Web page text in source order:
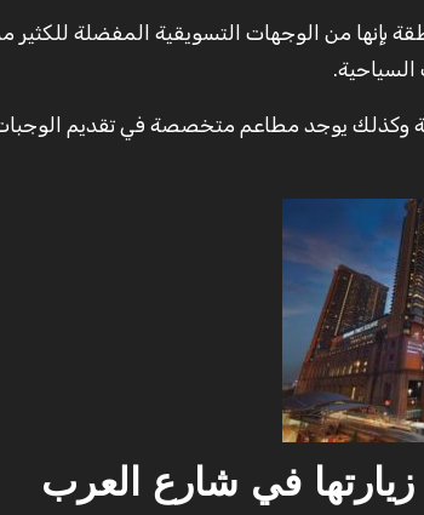
بإنها من الوجهات التسويقية المفضلة للكثير
السياحية.
وكذلك يوجد مطاعم متخصصة في تقديم
في شارع العرب